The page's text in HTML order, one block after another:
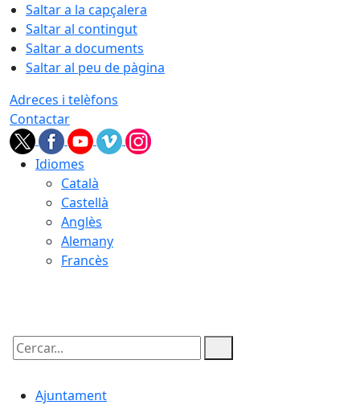
Saltar a la capçalera
Saltar al contingut
Saltar a documents
Saltar al peu de pàgina
Adreces i telèfons
Contactar
Idiomes
Català
Castellà
Anglès
Alemany
Francès
Cercar:
Ajuntament